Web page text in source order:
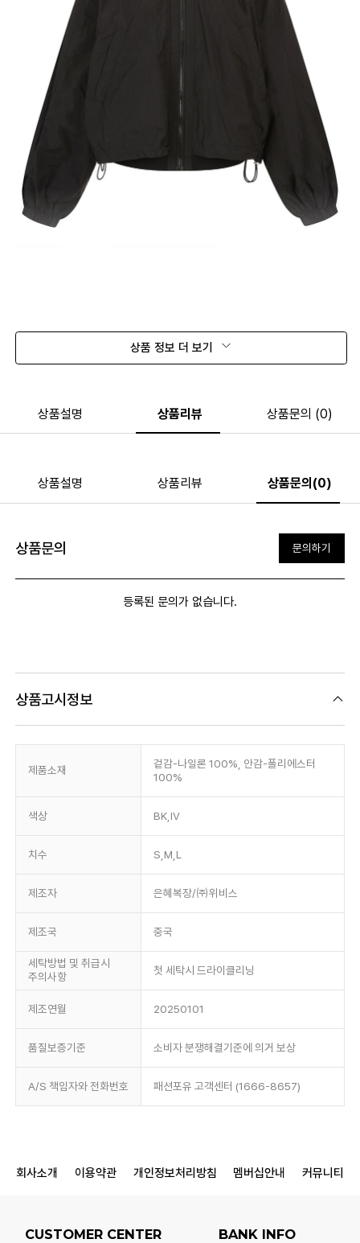
상품 정보 더 보기
상품설명 상품리뷰 상품문의 (0)
상품설명 상품리뷰 상품문의(0)
상품문의 문의하기
등록된 문의가 없습니다.
상품고시정보
제품소재
겉감-나일론 100%, 안감-폴리에스터
100%
색상 BK,IV
치수 S,M,L
제조자 은혜복장/㈜위비스
제조국 중국
세탁방법 및 취급시
주의사항
첫 세탁시 드라이클리닝
제조연월 20250101
품질보증기준 소비자 분쟁해결기준에 의거 보상
A/S 책임자와 전화번호 패션포유 고객센터 (1666-8657)
회사소개 이용약관 개인정보처리방침 멤버십안내 커뮤니티
CUSTOMER CENTER BANK INFO